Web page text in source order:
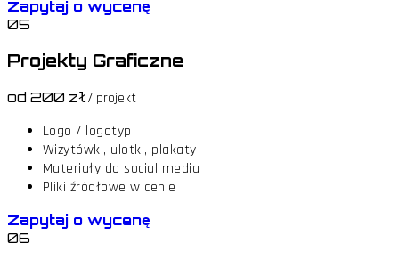
Zapytaj o wycenę
05
Projekty Graficzne
od 200 zł/ projekt
Logo / logotyp
Wizytówki, ulotki, plakaty
Materiały do social media
Pliki źródłowe w cenie
Zapytaj o wycenę
06